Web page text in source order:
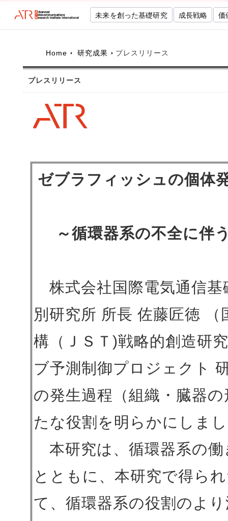
未来を創った基礎研究 成長戦略 価
Home 研究成果 プレスリリース
プレスリリース
ゼブラフィッシュの個体
～循環器系の不全に伴
株式会社国際電気通信基
別研究所 所長 佐藤匠徳
構（ＪＳＴ)戦略的創造研
ブ予測制御プロジェクト
の発生過程（組織・臓器
たな役割を明らかにしま
本研究は、循環器系の
とともに、本研究で得ら
て、循環器系の役割のよ